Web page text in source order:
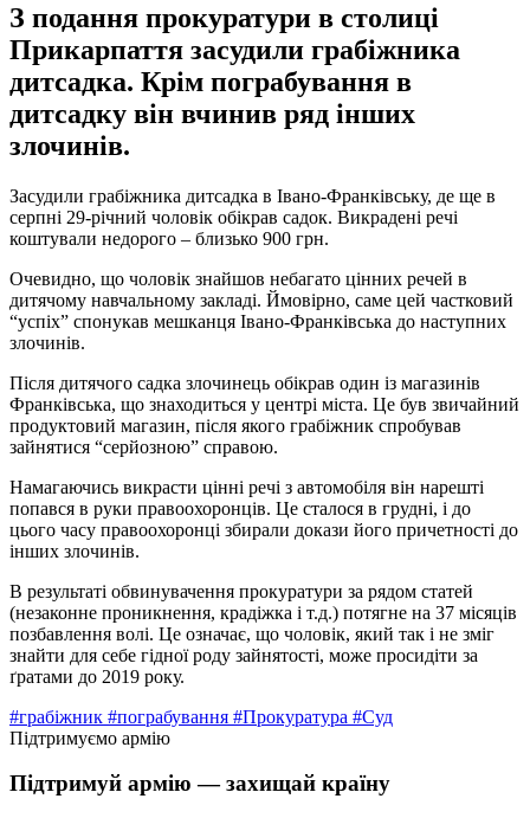
З подання прокуратури в столиці
Прикарпаття засудили грабіжника
дитсадка. Крім пограбування в
дитсадку він вчинив ряд інших
злочинів.
Засудили грабіжника дитсадка в Івано-Франківську, де ще в
серпні 29-річний чоловік обікрав садок. Викрадені речі
коштували недорого – близько 900 грн.
Очевидно, що чоловік знайшов небагато цінних речей в
дитячому навчальному закладі. Ймовірно, саме цей частковий
“успіх” спонукав мешканця Івано-Франківська до наступних
злочинів.
Після дитячого садка злочинець обікрав один із магазинів
Франківська, що знаходиться у центрі міста. Це був звичайний
продуктовий магазин, після якого грабіжник спробував
зайнятися “серйозною” справою.
Намагаючись викрасти цінні речі з автомобіля він нарешті
попався в руки правоохоронців. Це сталося в грудні, і до
цього часу правоохоронці збирали докази його причетності до
інших злочинів.
В результаті обвинувачення прокуратури за рядом статей
(незаконне проникнення, крадіжка і т.д.) потягне на 37 місяців
позбавлення волі. Це означає, що чоловік, який так і не зміг
знайти для себе гідної роду зайнятості, може просидіти за
ґратами до 2019 року.
#грабіжник #пограбування #Прокуратура #Суд
Підтримуємо армію
Підтримуй армію — захищай країну